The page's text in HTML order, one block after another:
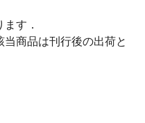
す．
商品は刊行後の出荷と